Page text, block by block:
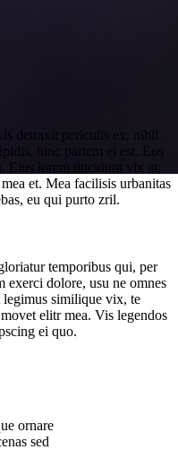
detraxit periculis ex, nihil
hinc partem ei est. Eos
Eius lorem tincidunt vix at,
et. Mea facilisis urbanitas
eu qui purto zril.
temporibus qui, per
exerci dolore, usu ne omnes
legimus similique vix, te
elitr mea. Vis legendos
ei quo.
ornare
sed